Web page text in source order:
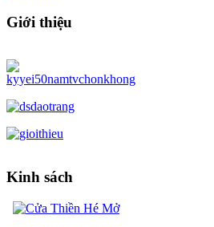
Giới thiệu
Kinh sách